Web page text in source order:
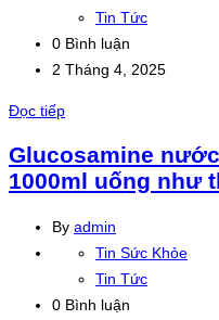
Tin Tức
0 Bình luận
2 Tháng 4, 2025
Đọc tiếp
Glucosamine
1000ml uống như
By admin
Tin Sức Khỏe
Tin Tức
0 Bình luận